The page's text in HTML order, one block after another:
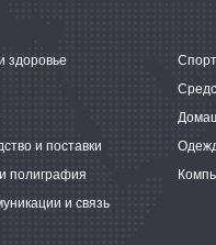
здоровье
и поставки
полиграфия
и связь